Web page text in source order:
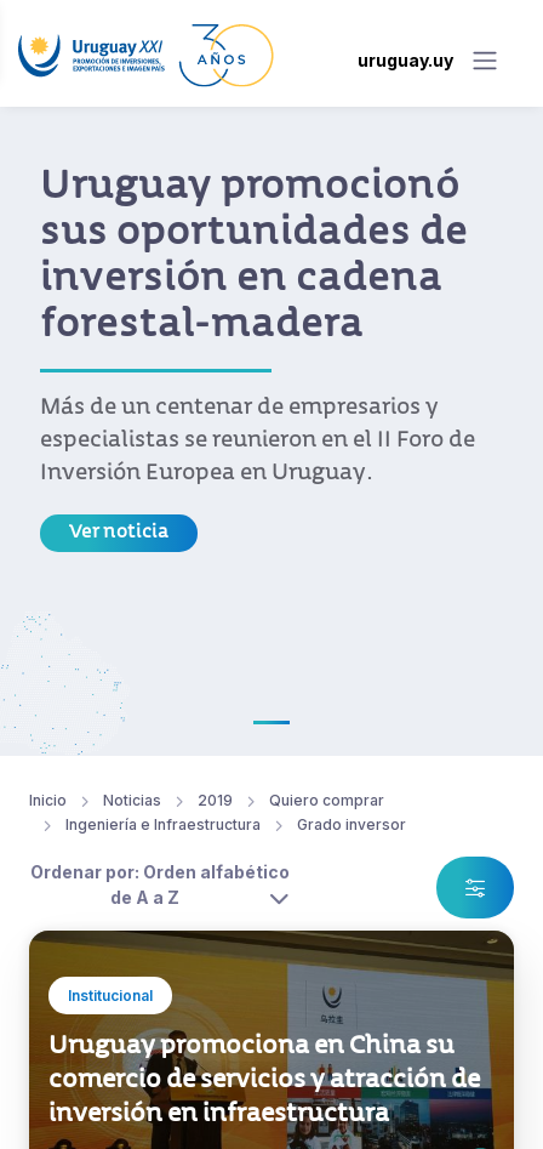
uruguay.uy
Uruguay promocionó
sus oportunidades de
inversión en cadena
forestal-madera
Más de un centenar de empresarios y
especialistas se reunieron en el II Foro de
Inversión Europea en Uruguay.
Ver noticia
Inicio Noticias 2019
Quiero comprar
Ingeniería e Infraestructura
Grado inversor
Ordenar por: Orden alfabético
de A a Z
Institucional
Uruguay promociona en China su
comercio de servicios y atracción de
inversión en infraestructura